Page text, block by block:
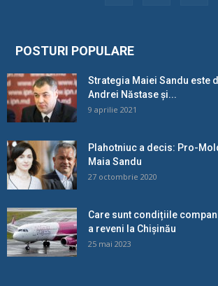
POSTURI POPULARE
Strategia Maiei Sandu este
Andrei Năstase și...
9 aprilie 2021
Plahotniuc a decis: Pro-
Maia Sandu
27 octombrie 2020
Care sunt condițiile
a reveni la Chișinău
25 mai 2023